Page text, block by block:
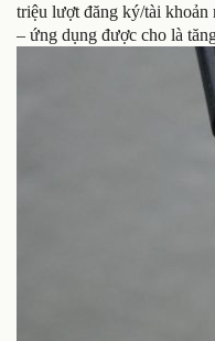
triệu lượt đăng ký/tài
– ứng dụng được cho là